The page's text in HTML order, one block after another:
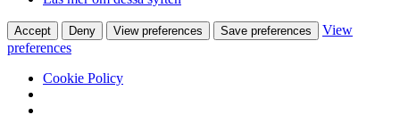
Accept Deny View preferences Save preferences
View
preferences
Cookie Policy